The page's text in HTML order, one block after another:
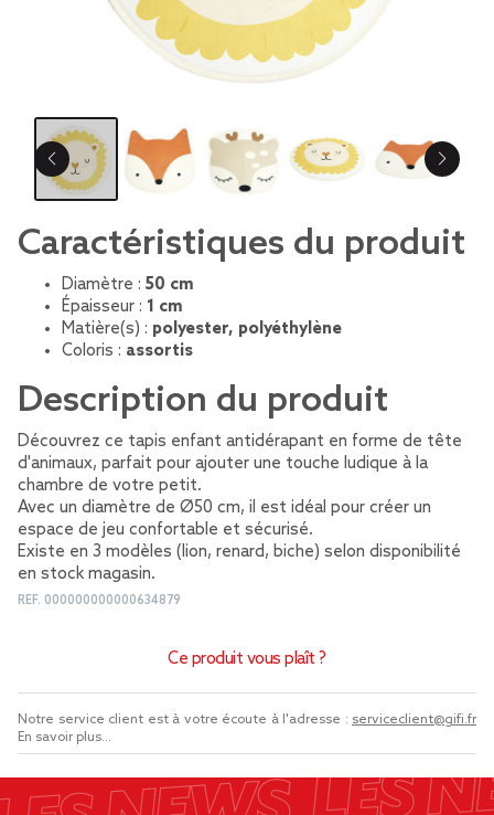
Caractéristiques du produit
Diamètre : 50 cm
Épaisseur : 1 cm
Matière(s) : polyester, polyéthylène
Coloris : assortis
Description du produit
Découvrez ce tapis enfant antidérapant en forme de tête
d'animaux, parfait pour ajouter une touche ludique à la
chambre de votre petit.
Avec un diamètre de Ø50 cm, il est idéal pour créer un
espace de jeu confortable et sécurisé.
Existe en 3 modèles (lion, renard, biche) selon disponibilité
en stock magasin.
REF. 000000000000634879
Ce produit vous plaît ?
Notre service client est à votre écoute à l'adresse : serviceclient@gifi.fr
En savoir plus...